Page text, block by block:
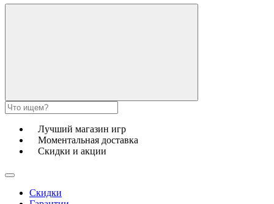
Лучший магазин игр
Моментальная доставка
Скидки и акции
Скидки